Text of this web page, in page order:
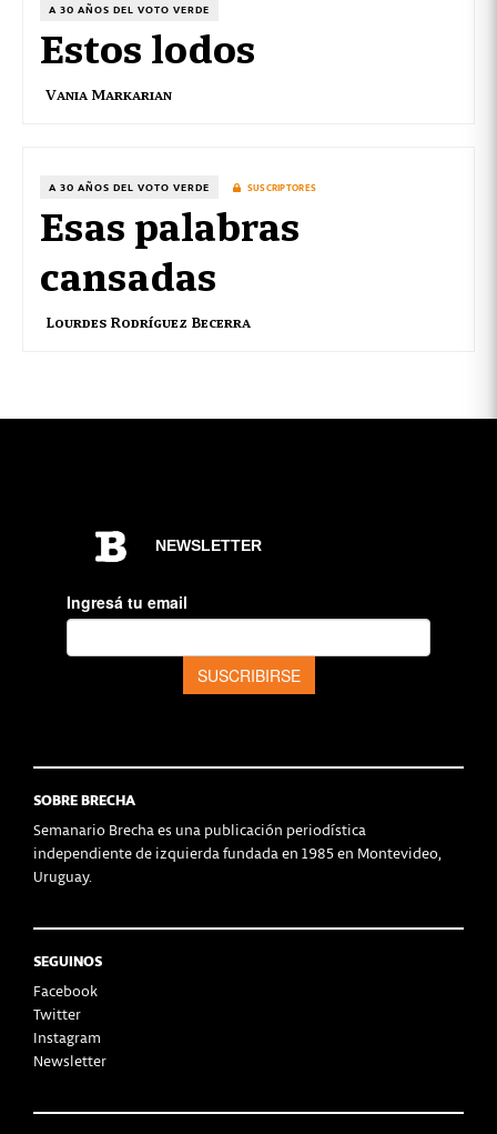
A 30 AÑOS DEL VOTO VERDE
Estos lodos
Vania Markarian
A 30 AÑOS DEL VOTO VERDE SUSCRIPTORES
Esas palabras
cansadas
Lourdes Rodríguez Becerra
SOBRE BRECHA
Semanario Brecha es una publicación periodística
independiente de izquierda fundada en 1985 en Montevideo,
Uruguay.
SEGUINOS
Facebook
Twitter
Instagram
Newsletter